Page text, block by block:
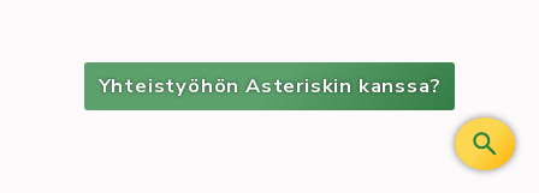
Yhteistyöhön Asteriskin kanssa?